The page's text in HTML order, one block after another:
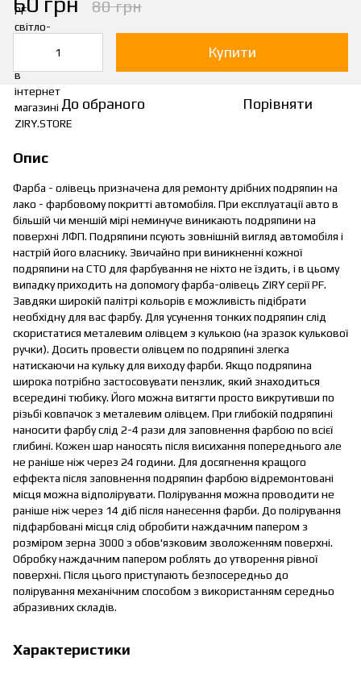
80 грн
Купити
До обраного Порівняти
Опис
Фарба - олівець призначена для ремонту дрібних подряпин на
лако - фарбовому покритті автомобіля. При експлуатації авто в
більшій чи меншій мірі неминуче виникають подряпини на
поверхні ЛФП. Подряпини псують зовнішній вигляд автомобіля і
настрій його власнику. Звичайно при виникненні кожної
подряпини на СТО для фарбування не ніхто не їздить, і в цьому
випадку приходить на допомогу фарба-олівець ZIRY серії PF.
Завдяки широкій палітрі кольорів є можливість підібрати
необхідну для вас фарбу. Для усунення тонких подряпин слід
скористатися металевим олівцем з кулькою (на зразок кулькової
ручки). Досить провести олівцем по подряпині злегка
натискаючи на кульку для виходу фарби. Якщо подряпина
широка потрібно застосовувати пензлик, який знаходиться
всередині тюбику. Його можна витягти просто викрутивши по
різьбі ковпачок з металевим олівцем. При глибокій подряпині
наносити фарбу слід 2-4 рази для заповнення фарбою по всієї
глибині. Кожен шар наносять після висихання попереднього але
не раніше ніж через 24 години. Для досягнення кращого
еффекта після заповнення подряпин фарбою відремонтовані
місця можна відполірувати. Полірування можна проводити не
раніше ніж через 14 діб після нанесення фарби. До полірування
підфарбовані місця слід обробити наждачним папером з
розміром зерна 3000 з обов'язковим зволоженням поверхні.
Обробку наждачним папером роблять до утворення рівної
поверхні. Після цього приступають безпосередньо до
полірування механічним способом з використанням середньо
абразивних складів.
Характеристики